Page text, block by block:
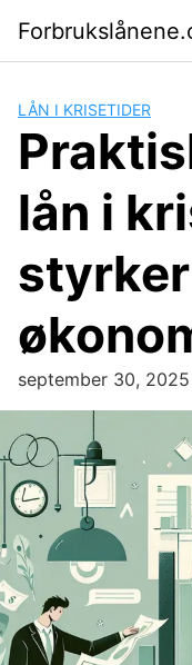
content
LÅN I KRISETIDER
lån i
september 30, 2025